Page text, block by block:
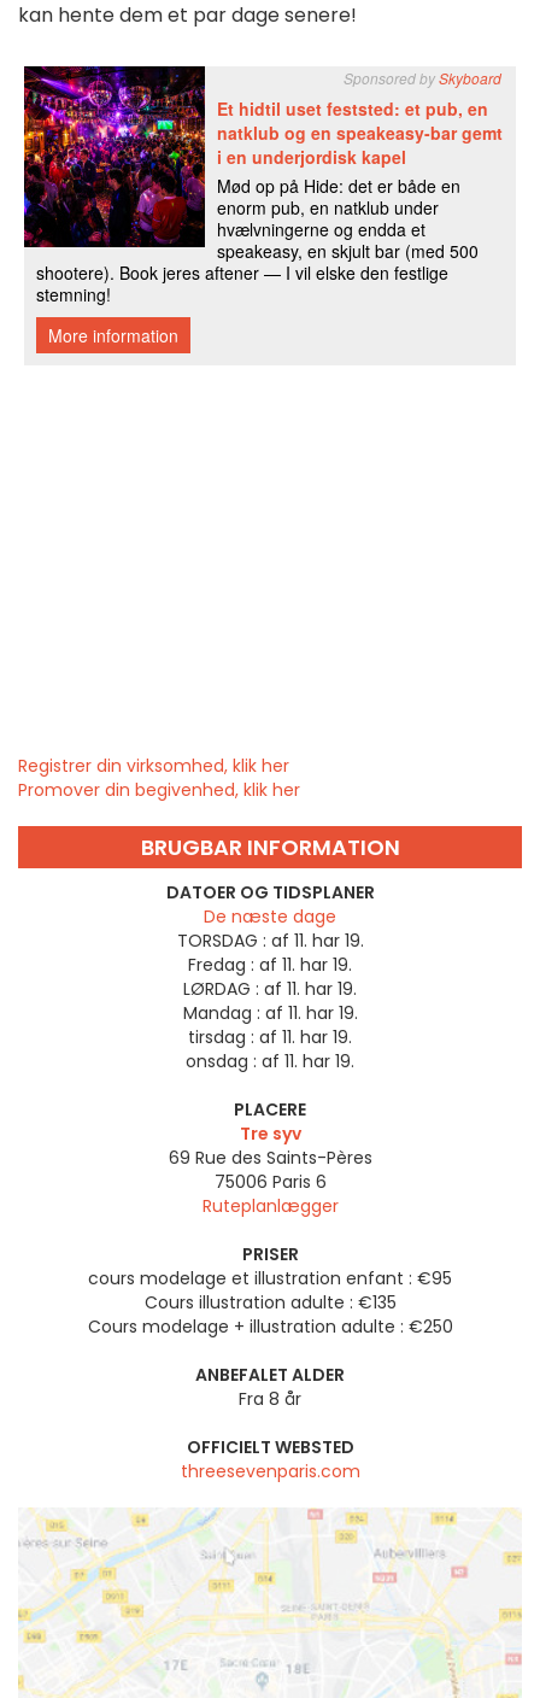
kan hente dem et par dage senere!
Registrer din virksomhed, klik her
Promover din begivenhed, klik her
BRUGBAR INFORMATION
DATOER OG TIDSPLANER
De næste dage
TORSDAG : af 11. har 19.
Fredag : af 11. har 19.
LØRDAG : af 11. har 19.
Mandag : af 11. har 19.
tirsdag : af 11. har 19.
onsdag : af 11. har 19.
PLACERE
Tre syv
69 Rue des Saints-Pères
75006 Paris 6
Ruteplanlægger
PRISER
cours modelage et illustration enfant : €95
Cours illustration adulte : €135
Cours modelage + illustration adulte : €250
ANBEFALET ALDER
Fra 8 år
OFFICIELT WEBSTED
threesevenparis.com